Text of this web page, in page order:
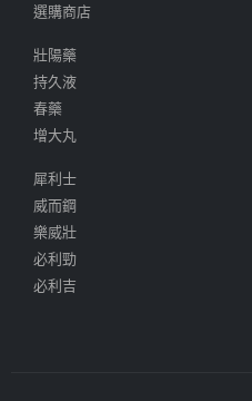
選購商店
壯陽藥
持久液
春藥
增大丸
犀利士
威而鋼
樂威壯
必利勁
必利吉